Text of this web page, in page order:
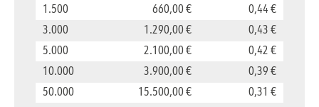
1.500 660,00 €
0,44 €
3.000
1.290,00 €
0,43 €
5.000
2.100,00 €
0,42 €
10.000
3.900,00 €
0,39 €
50.000
15.500,00 €
0,31 €